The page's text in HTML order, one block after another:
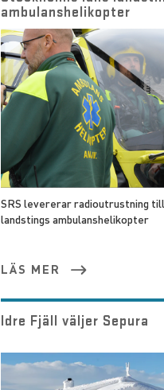
ambulanshelikopter
SRS levererar radioutrustning
landstings ambulanshelikopter
LÄS MER
Idre Fjäll väljer Sepura